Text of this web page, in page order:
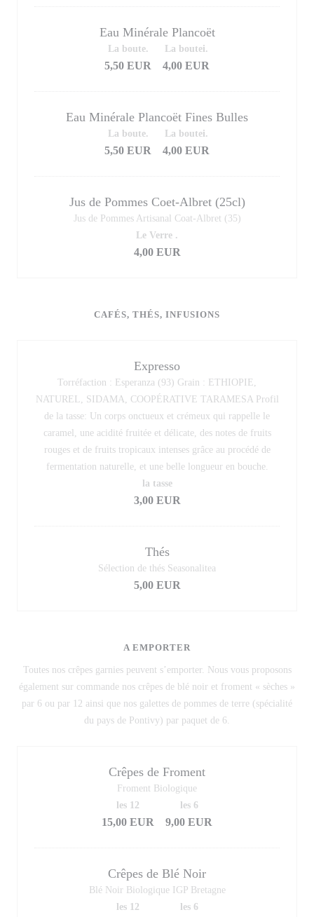
Eau Minérale Plancoët
5,50 EUR
La boute.
4,00 EUR
La boutei.
Eau Minérale Plancoët Fines Bulles
5,50 EUR
La boute.
4,00 EUR
La boutei.
Jus de Pommes Coet-Albret (25cl)
Jus de Pommes Artisanal Coat-Albret (35)
4,00 EUR
Le Verre .
CAFÉS, THÉS, INFUSIONS
Expresso
Torréfaction : Esperanza (93) Grain : ETHIOPIE,
NATUREL, SIDAMA, COOPÉRATIVE TARAMESA Profil
de la tasse: Un corps onctueux et crémeux qui rappelle le
caramel, une acidité fruitée et délicate, des notes de fruits
rouges et de fruits tropicaux intenses grâce au procédé de
fermentation naturelle, et une belle longueur en bouche.
3,00 EUR
la tasse
Thés
Sélection de thés Seasonalitea
5,00 EUR
A EMPORTER
Toutes nos crêpes garnies peuvent s’emporter. Nous vous proposons
également sur commande nos crêpes de blé noir et froment « sèches »
par 6 ou par 12 ainsi que nos galettes de pommes de terre (spécialité
du pays de Pontivy) par paquet de 6.
Crêpes de Froment
Froment Biologique
15,00 EUR
les 12
9,00 EUR
les 6
Crêpes de Blé Noir
Blé Noir Biologique IGP Bretagne
les 12 les 6